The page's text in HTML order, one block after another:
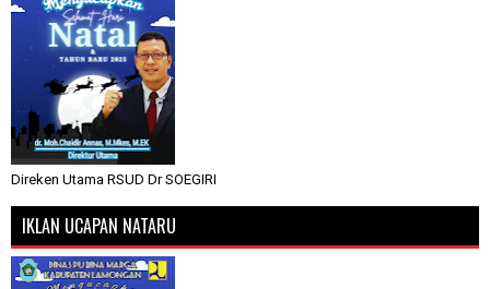
Direken Utama RSUD Dr SOEGIRI
IKLAN UCAPAN NATARU